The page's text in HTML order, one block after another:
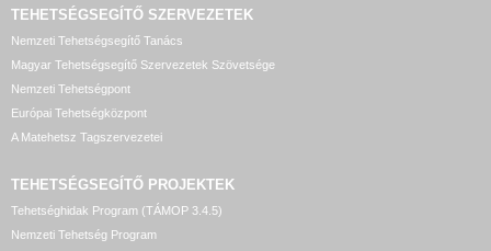
TEHETSÉGSEGÍTŐ SZERVEZETEK
Nemzeti Tehetségsegítő Tanács
Magyar Tehetségsegítő Szervezetek Szövetsége
Nemzeti Tehetségpont
Európai Tehetségközpont
A Matehetsz Tagszervezetei
TEHETSÉGSEGÍTŐ PROJEKTEK
Tehetséghidak Program (TÁMOP 3.4.5)
Nemzeti Tehetség Program